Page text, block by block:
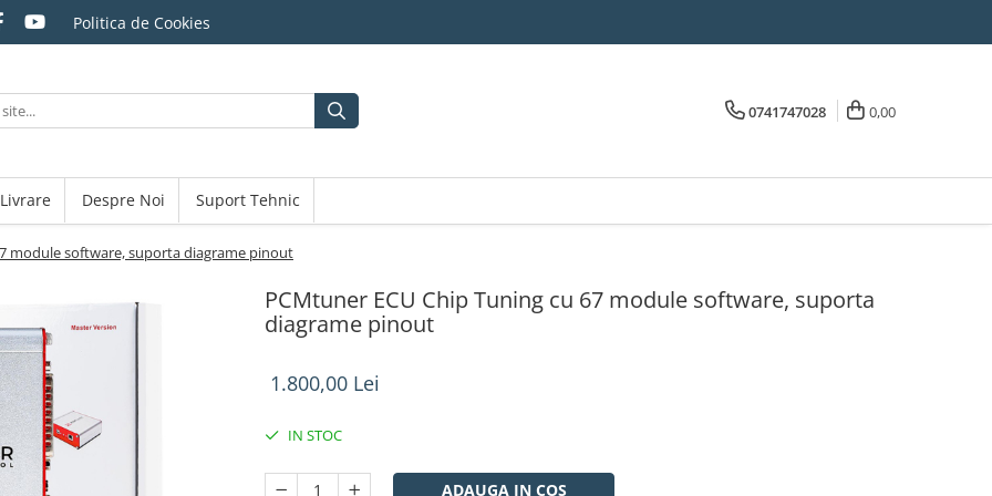
Politica de Cookies
0741747028 0,00
Despre Noi Suport Tehnic
module software, suporta diagrame pinout
PCMtuner ECU Chip Tuning cu 67 module software, suporta
diagrame pinout
1.800,00 Lei
IN STOC
ADAUGA IN COS